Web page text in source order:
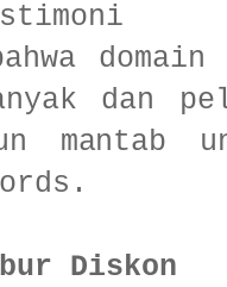
dan
mantab
Diskon